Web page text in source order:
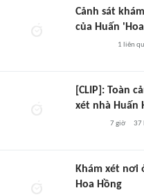
Cảnh sát
của Huấn
1 liên
[CLIP]: Toàn
xét nhà Huấn
7 giờ 37
Khám xét nơi
Hoa Hồng